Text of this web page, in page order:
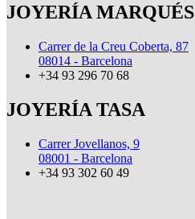
JOYERÍA MARQUÉS
Carrer de la Creu Coberta, 87
08014 - Barcelona
+34 93 296 70 68
JOYERÍA TASA
Carrer Jovellanos, 9
08001 - Barcelona
+34 93 302 60 49